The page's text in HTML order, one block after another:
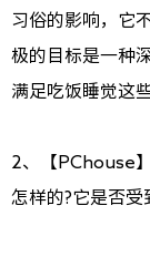
习俗的影响，它
极的目标是一种
满足吃饭睡觉这
2、【PChouse
怎样的?它是否受